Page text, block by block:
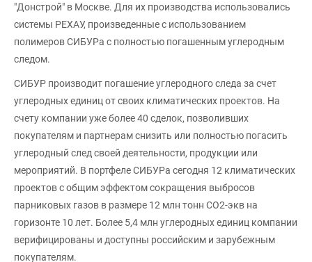
"Донстрой" в Москве. Для их производства использовались
системы РЕХАУ, произведенные с использованием
полимеров СИБУРа с полностью погашенным углеродным
следом.
СИБУР производит погашение углеродного следа за счет
углеродных единиц от своих климатических проектов. На
счету компании уже более 40 сделок, позволивших
покупателям и партнерам снизить или полностью погасить
углеродный след своей деятельности, продукции или
мероприятий. В портфеле СИБУРа сегодня 12 климатических
проектов с общим эффектом сокращения выбросов
парниковых газов в размере 12 млн тонн СО2-экв на
горизонте 10 лет. Более 5,4 млн углеродных единиц компании
верифицированы и доступны российским и зарубежным
покупателям.